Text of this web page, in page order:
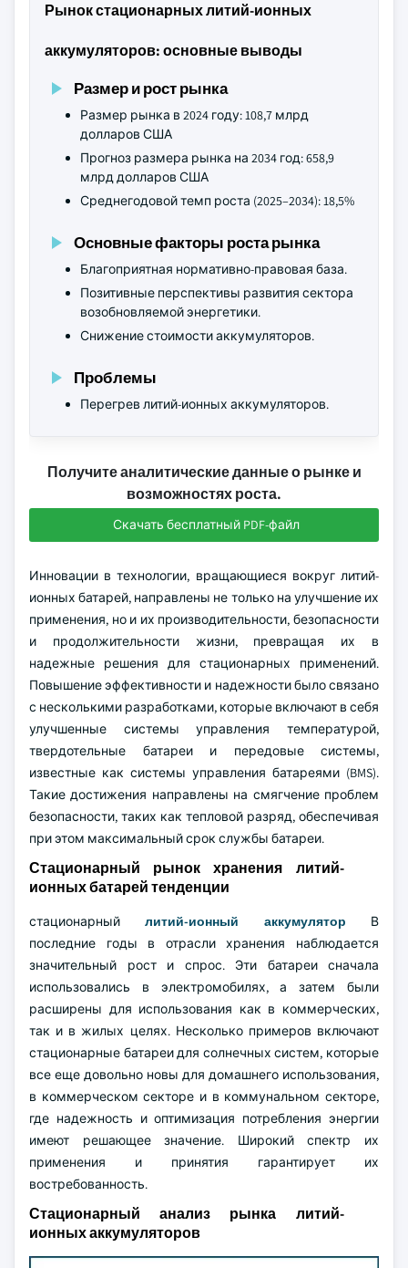
Рынок стационарных литий-ионных
аккумуляторов: основные выводы
Размер и рост рынка
Размер рынка в 2024 году: 108,7 млрд
долларов США
Прогноз размера рынка на 2034 год: 658,9
млрд долларов США
Среднегодовой темп роста (2025–2034): 18,5%
Основные факторы роста рынка
Благоприятная нормативно-правовая база.
Позитивные перспективы развития сектора
возобновляемой энергетики.
Снижение стоимости аккумуляторов.
Проблемы
Перегрев литий-ионных аккумуляторов.
Получите аналитические данные о рынке и
возможностях роста.
Скачать бесплатный PDF-файл
Инновации в технологии, вращающиеся вокруг литий-
ионных батарей, направлены не только на улучшение их
применения, но и их производительности, безопасности
и продолжительности жизни, превращая их в
надежные решения для стационарных применений.
Повышение эффективности и надежности было связано
с несколькими разработками, которые включают в себя
улучшенные системы управления температурой,
твердотельные батареи и передовые системы,
известные как системы управления батареями (BMS).
Такие достижения направлены на смягчение проблем
безопасности, таких как тепловой разряд, обеспечивая
при этом максимальный срок службы батареи.
Стационарный рынок хранения литий-
ионных батарей тенденции
стационарныйлитий-ионный аккумулятор В
последние годы в отрасли хранения наблюдается
значительный рост и спрос. Эти батареи сначала
использовались в электромобилях, а затем были
расширены для использования как в коммерческих,
так и в жилых целях. Несколько примеров включают
стационарные батареи для солнечных систем, которые
все еще довольно новы для домашнего использования,
в коммерческом секторе и в коммунальном секторе,
где надежность и оптимизация потребления энергии
имеют решающее значение. Широкий спектр их
применения и принятия гарантирует их
востребованность.
Стационарный анализ рынка литий-
ионных аккумуляторов